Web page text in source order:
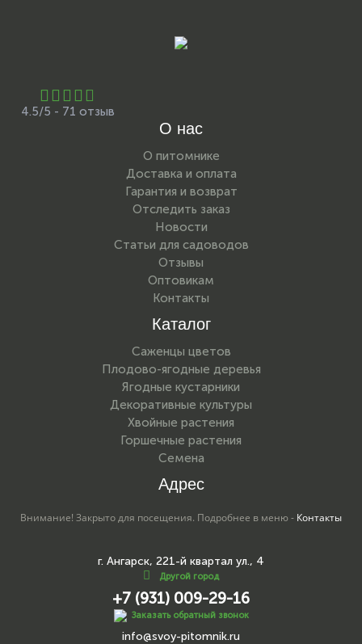
4.5/5 - 71 отзыв
О нас
О питомнике
Доставка и оплата
Гарантия и возврат
Отследить заказ
Новости
Статьи для садоводов
Отзывы
Оптовикам
Контакты
Каталог
Саженцы цветов
Плодово-ягодные деревья
Ягодные кустарники
Декоративные культуры
Хвойные растения
Горшечные растения
Семена
Адрес
Внимание! Закрыто для посещения. Подробнее в меню - Контакты
г. Ангарск, 221-й квартал ул., 4
Другой город
+7 (931) 009-29-16
Заказать обратный звонок
info@svoy-pitomnik.ru